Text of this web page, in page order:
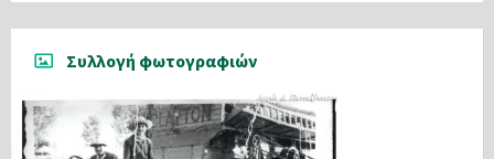
Συλλογή φωτογραφιών